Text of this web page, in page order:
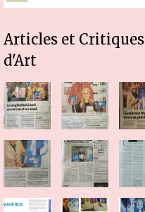
Articles et Critiques
d'Art